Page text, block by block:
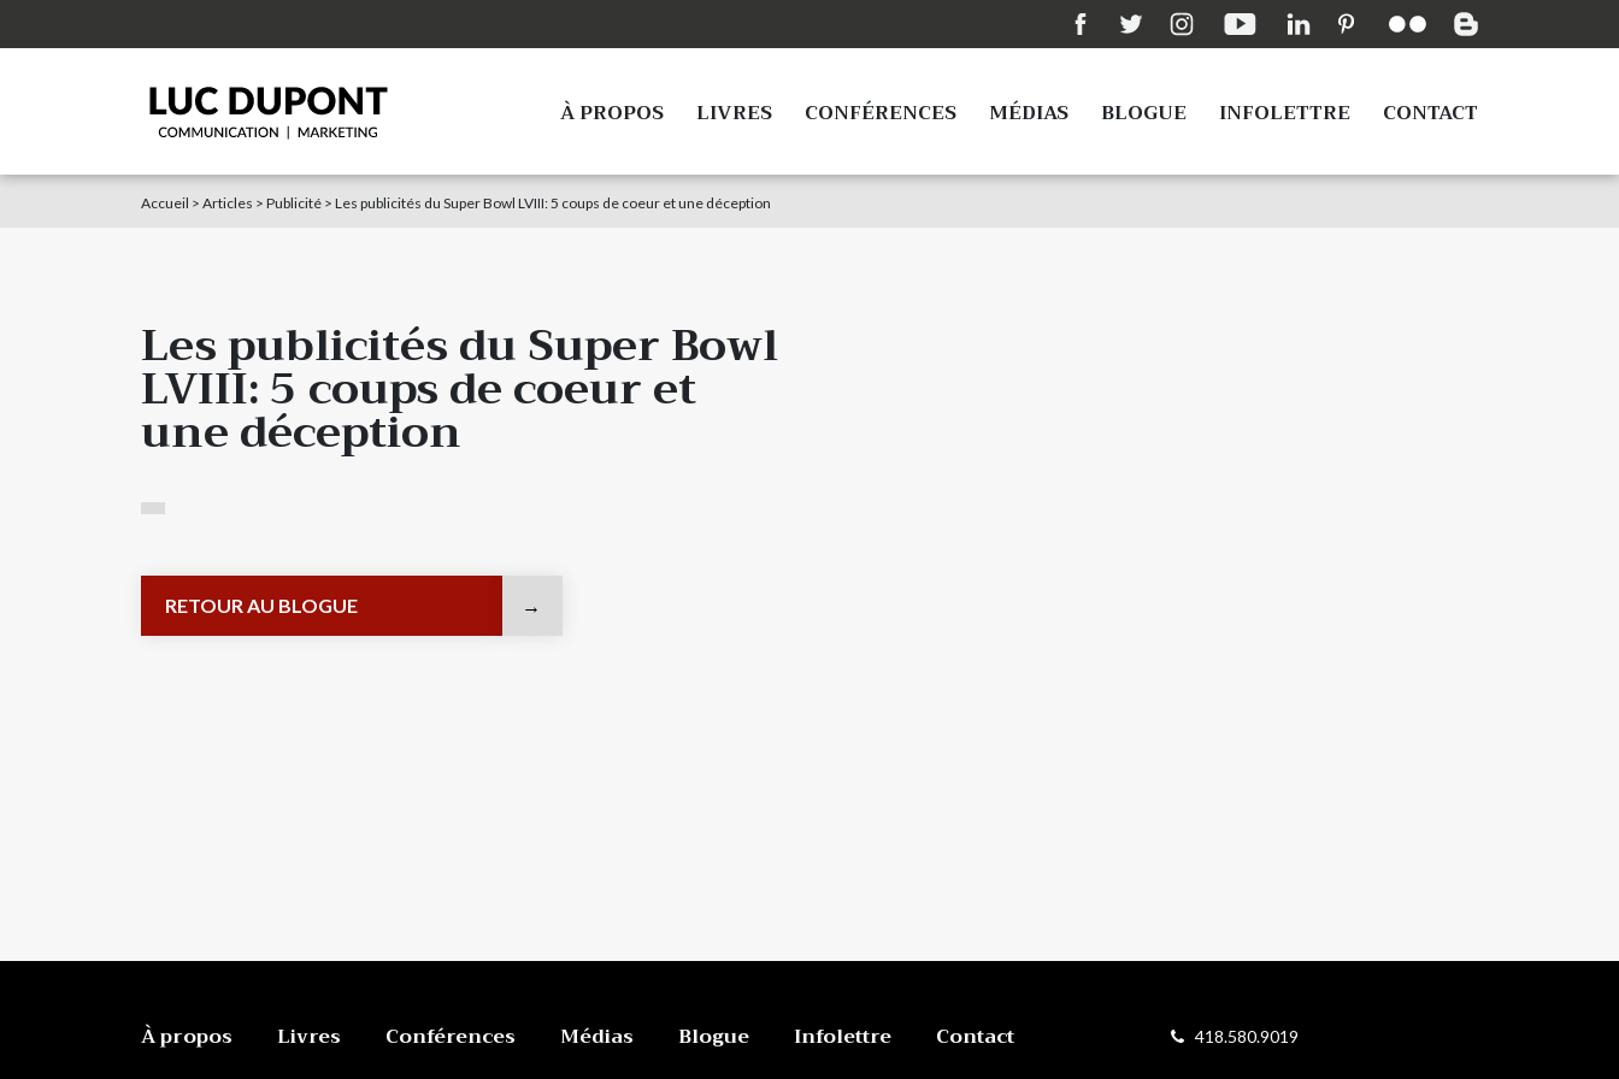
À PROPOS LIVRES CONFÉRENCES MÉDIAS BLOGUE INFOLETTRE CONTACT
Accueil > Articles > Publicité > Les publicités du Super Bowl LVIII: 5 coups de coeur et une déception
Les publicités du Super Bowl
LVIII: 5 coups de coeur et
une déception
RETOUR AU BLOGUE
À propos Livres Conférences Médias Blogue Infolettre Contact 418.580.9019